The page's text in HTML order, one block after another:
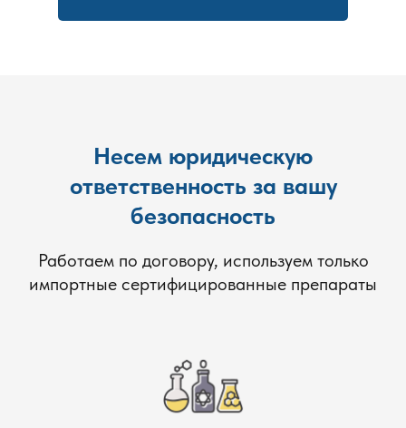
Несем юридическую
ответственность за вашу
безопасность
Работаем по договору, используем только
импортные сертифицированные препараты